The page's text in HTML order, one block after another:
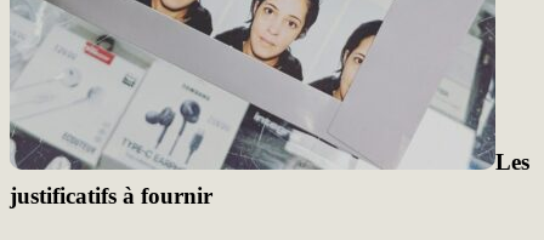
Les
justificatifs à fournir